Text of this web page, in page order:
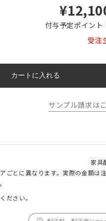
付与予定ポイント
受注
カートに入れる
サンプル請求は
チェー
チェーンウェイ
家具
ごとに異なります。実際の金額は
ださい。